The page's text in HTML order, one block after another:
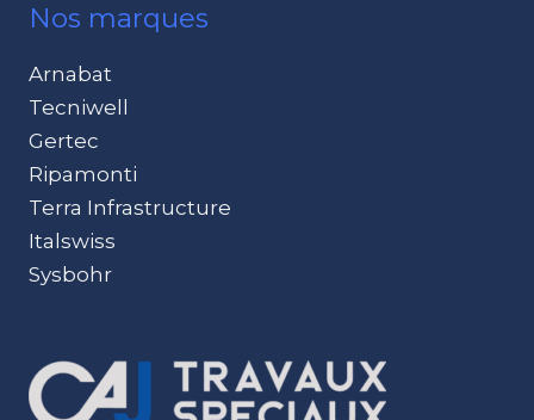
Nos marques
Arnabat
Tecniwell
Gertec
Ripamonti
Terra Infrastructure
Italswiss
Sysbohr